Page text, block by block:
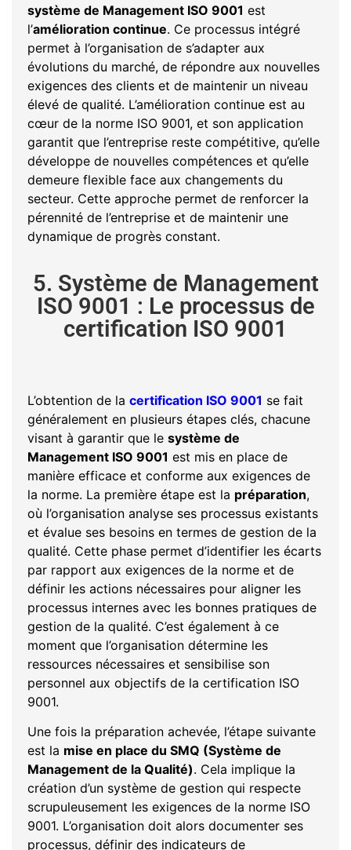
système de Management ISO 9001 est
l’amélioration continue. Ce processus intégré
permet à l’organisation de s’adapter aux
évolutions du marché, de répondre aux nouvelles
exigences des clients et de maintenir un niveau
élevé de qualité. L’amélioration continue est au
cœur de la norme ISO 9001, et son application
garantit que l’entreprise reste compétitive, qu’elle
développe de nouvelles compétences et qu’elle
demeure flexible face aux changements du
secteur. Cette approche permet de renforcer la
pérennité de l’entreprise et de maintenir une
dynamique de progrès constant.
5. Système de Management
ISO 9001 : Le processus de
certification ISO 9001
L’obtention de la certification ISO 9001 se fait
généralement en plusieurs étapes clés, chacune
visant à garantir que le système de
Management ISO 9001 est mis en place de
manière efficace et conforme aux exigences de
la norme. La première étape est la préparation,
où l’organisation analyse ses processus existants
et évalue ses besoins en termes de gestion de la
qualité. Cette phase permet d’identifier les écarts
par rapport aux exigences de la norme et de
définir les actions nécessaires pour aligner les
processus internes avec les bonnes pratiques de
gestion de la qualité. C’est également à ce
moment que l’organisation détermine les
ressources nécessaires et sensibilise son
personnel aux objectifs de la certification ISO
9001.
Une fois la préparation achevée, l’étape suivante
est la mise en place du SMQ (Système de
Management de la Qualité). Cela implique la
création d’un système de gestion qui respecte
scrupuleusement les exigences de la norme ISO
9001. L’organisation doit alors documenter ses
processus, définir des indicateurs de